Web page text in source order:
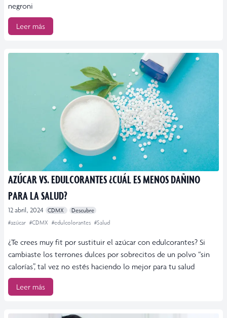
negroni
Leer más
AZÚCAR VS. EDULCORANTES ¿CUÁL ES MENOS DAÑINO
PARA LA SALUD?
12 abril, 2024 CDMX
Descubre
#azúcar #CDMX #edulcolorantes #Salud
¿Te crees muy fit por sustituir el azúcar con edulcorantes? Si
cambiaste los terrones dulces por sobrecitos de un polvo “sin
calorías”, tal vez no estés haciendo lo mejor para tu salud
Leer más